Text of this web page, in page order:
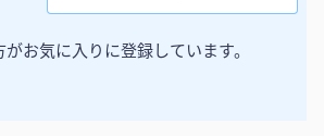
お気に入りに登録しています。